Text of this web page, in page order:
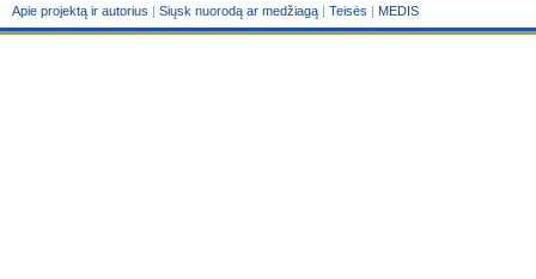
Apie projektą ir autorius | Siųsk nuorodą ar medžiagą | Teisės | MEDIS